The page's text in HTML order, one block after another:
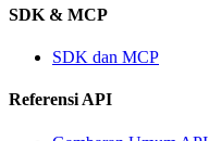
SDK & MCP
SDK dan MCP
Referensi API